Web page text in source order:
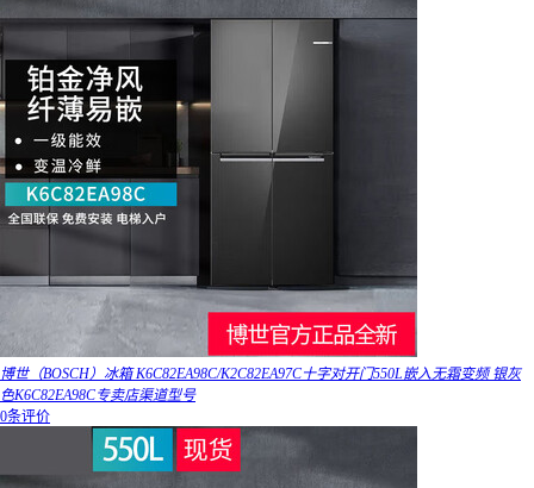
博世（BOSCH）冰箱 K6C82EA98C/K2C82EA97C十字对开门550L嵌入无霜变频 银灰
色K6C82EA98C专卖店渠道型号
0条评价